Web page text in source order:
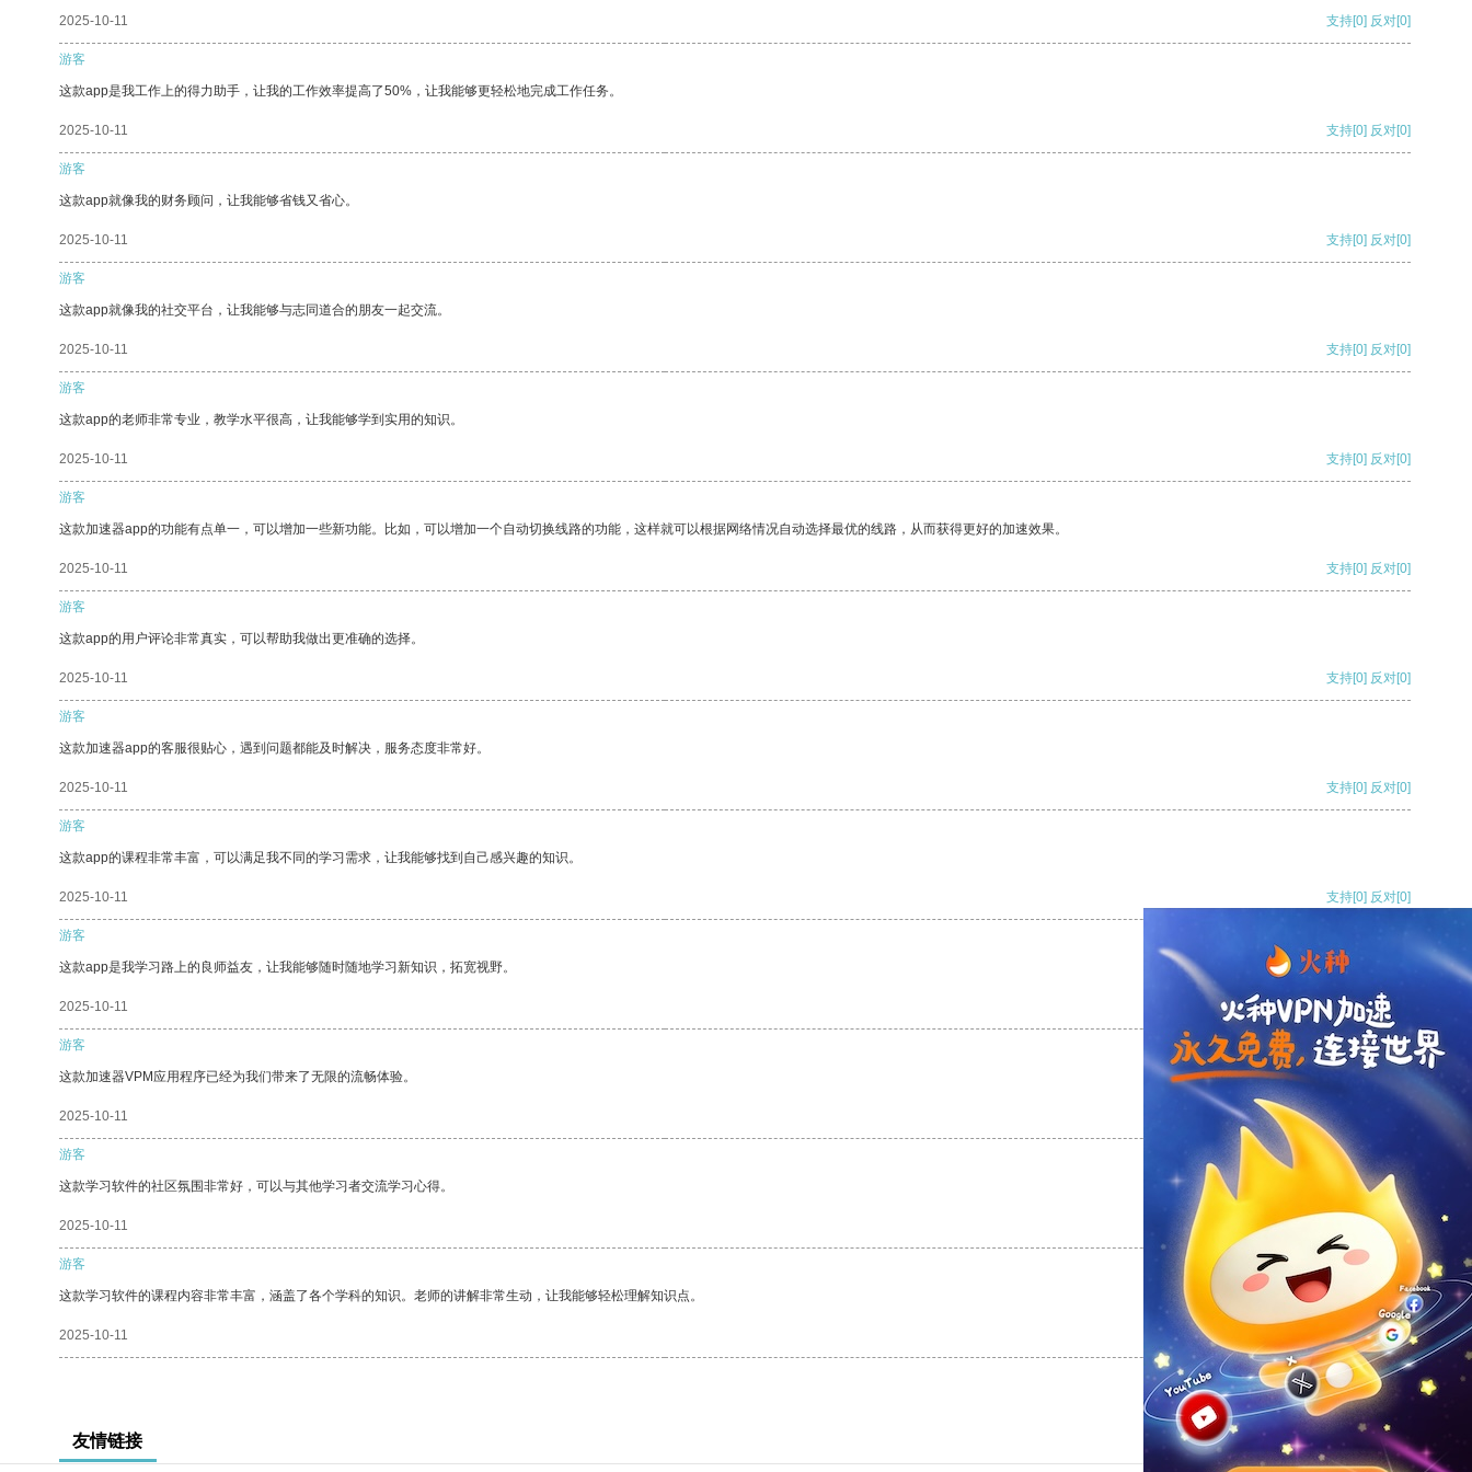
2025-10-11 支持[0] 反对[0]
游客
这款app是我工作上的得力助手，让我的工作效率提高了50%，让我能够更轻松地完成工作任务。
2025-10-11 支持[0] 反对[0]
游客
这款app就像我的财务顾问，让我能够省钱又省心。
2025-10-11 支持[0] 反对[0]
游客
这款app就像我的社交平台，让我能够与志同道合的朋友一起交流。
2025-10-11 支持[0] 反对[0]
游客
这款app的老师非常专业，教学水平很高，让我能够学到实用的知识。
2025-10-11 支持[0] 反对[0]
游客
这款加速器app的功能有点单一，可以增加一些新功能。比如，可以增加一个自动切换线路的功能，这样就可以根据网络情况自动选择最优的线路，从而获得更好的加速效果。
2025-10-11 支持[0] 反对[0]
游客
这款app的用户评论非常真实，可以帮助我做出更准确的选择。
2025-10-11 支持[0] 反对[0]
游客
这款加速器app的客服很贴心，遇到问题都能及时解决，服务态度非常好。
2025-10-11 支持[0] 反对[0]
游客
这款app的课程非常丰富，可以满足我不同的学习需求，让我能够找到自己感兴趣的知识。
2025-10-11 支持[0] 反对[0]
游客
这款app是我学习路上的良师益友，让我能够随时随地学习新知识，拓宽视野。
2025-10-11 支持[0] 反对
游客
这款加速器VPM应用程序已经为我们带来了无限的流畅体验。
2025-10-11 支持
游客
这款学习软件的社区氛围非常好，可以与其他学习者交流学习心得。
2025-10-11 反对 [0]
游客
这款学习软件的课程内容非常丰富，涵盖了各个学科的知识。老师的讲解非常生动，让我能够轻松理解知识点。
2025-10-11 支持[0] 反对[0]
友情链接